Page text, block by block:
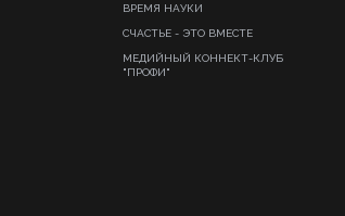
ВРЕМЯ НАУКИ
СЧАСТЬЕ - ЭТО ВМЕСТЕ
МЕДИЙНЫЙ КОННЕКТ-КЛУБ
"ПРОФИ"